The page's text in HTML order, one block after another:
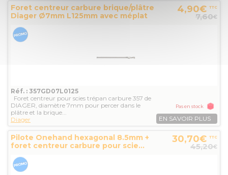
Foret centreur carbure brique/plâtre
Diager Ø7mm L125mm avec méplat
4,90€ TTC
7,60€
Réf. : 357GD07L0125
Foret centreur pour scies trépan carbure 357 de
DIAGER, diamètre 7mm pour percer dans le
plâtre et la brique...
Diager
Pas en stock
EN SAVOIR PLUS
Pilote Onehand hexagonal 8.5mm +
foret centreur carbure pour scie...
30,70€ TTC
45,20€